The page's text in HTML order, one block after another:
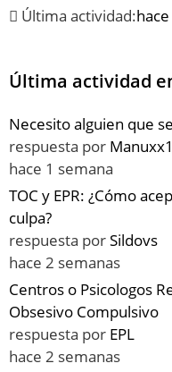
Última actividad:
Última actividad
Necesito alguien que
respuesta por
hace 1 semana
TOC y EPR: ¿Cómo
culpa?
respuesta porSildovs
hace 2 semanas
Centros o Psicologos
Obsesivo Compulsivo
respuesta por EPL
hace 2 semanas